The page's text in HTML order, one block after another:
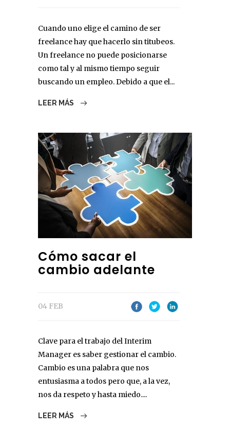
Cuando uno elige el camino de ser
freelance hay que hacerlo sin titubeos.
Un freelance no puede posicionarse
como tal y al mismo tiempo seguir
buscando un empleo. Debido a que el...
LEER MÁS
Cómo sacar el
cambio adelante
04 FEB
Clave para el trabajo del Interim
Manager es saber gestionar el cambio.
Cambio es una palabra que nos
entusiasma a todos pero que, a la vez,
nos da respeto y hasta miedo....
LEER MÁS